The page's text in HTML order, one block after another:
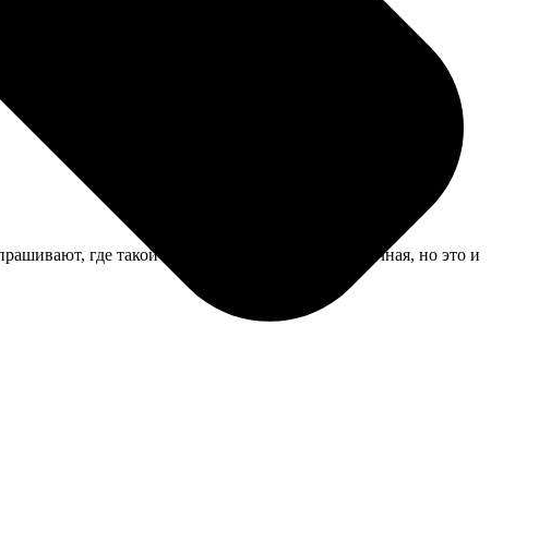
пока держатся, но боюсь, что к концу года
где такой заказала. Бумага внутри обычная, но это и